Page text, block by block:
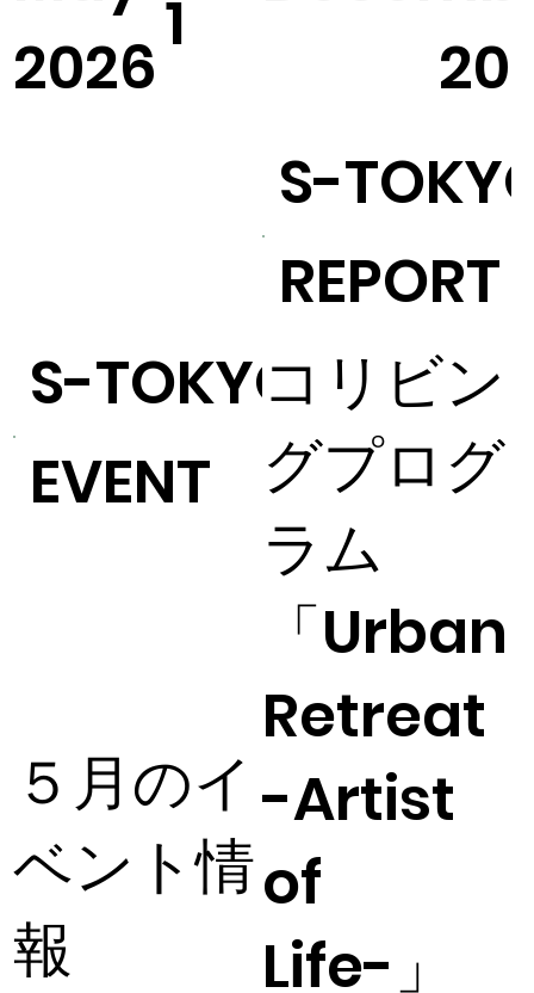
1
2026
S-TOKYO
EVENT
５月のイ
ベント情
報
S-
REPORT
コリビン
グプログ
ラム
「Urban
Retreat
-Artist
of
Life-」